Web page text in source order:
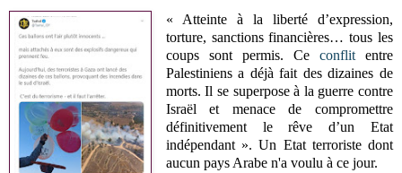
« Atteinte à la liberté d’expression,
torture, sanctions financières… tous les
coups sont permis. Ce conflitentre
Palestiniens a déjà fait des dizaines de
morts. Il se superpose à la guerre contre
Israël et menace de compromettre
définitivement le rêve d’un Etat
indépendant ». Un Etat terroriste dont
aucun pays Arabe n'a voulu à ce jour.